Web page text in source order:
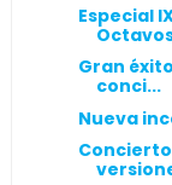
Especial
Gran
conci...
Nueva